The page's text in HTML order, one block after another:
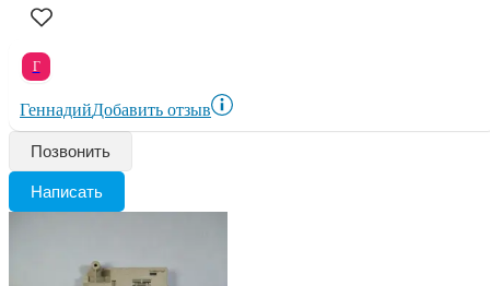
Г
ГеннадийДобавить отзыв
Позвонить
Написать